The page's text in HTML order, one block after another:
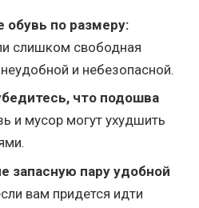
обувь по размеру:
слишком свободная
и небезопасной.
что подошва
и мусор могут ухудшить
запасную пару удобной
вам придется идти